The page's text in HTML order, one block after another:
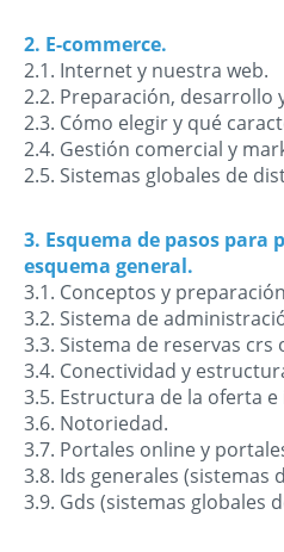
2. E-commerce.
2.1. Internet y nuestra web.
2.2. Preparación, desarrollo
2.3. Cómo elegir y qué
2.4. Gestión comercial y
2.5. Sistemas globales de
3. Esquema de pasos
esquema general.
3.1. Conceptos y
3.2. Sistema de
3.3. Sistema de reservas
3.4. Conectividad y
3.5. Estructura de la oferta
3.6. Notoriedad.
3.7. Portales online y
3.8. Ids generales
3.9. Gds (sistemas globales